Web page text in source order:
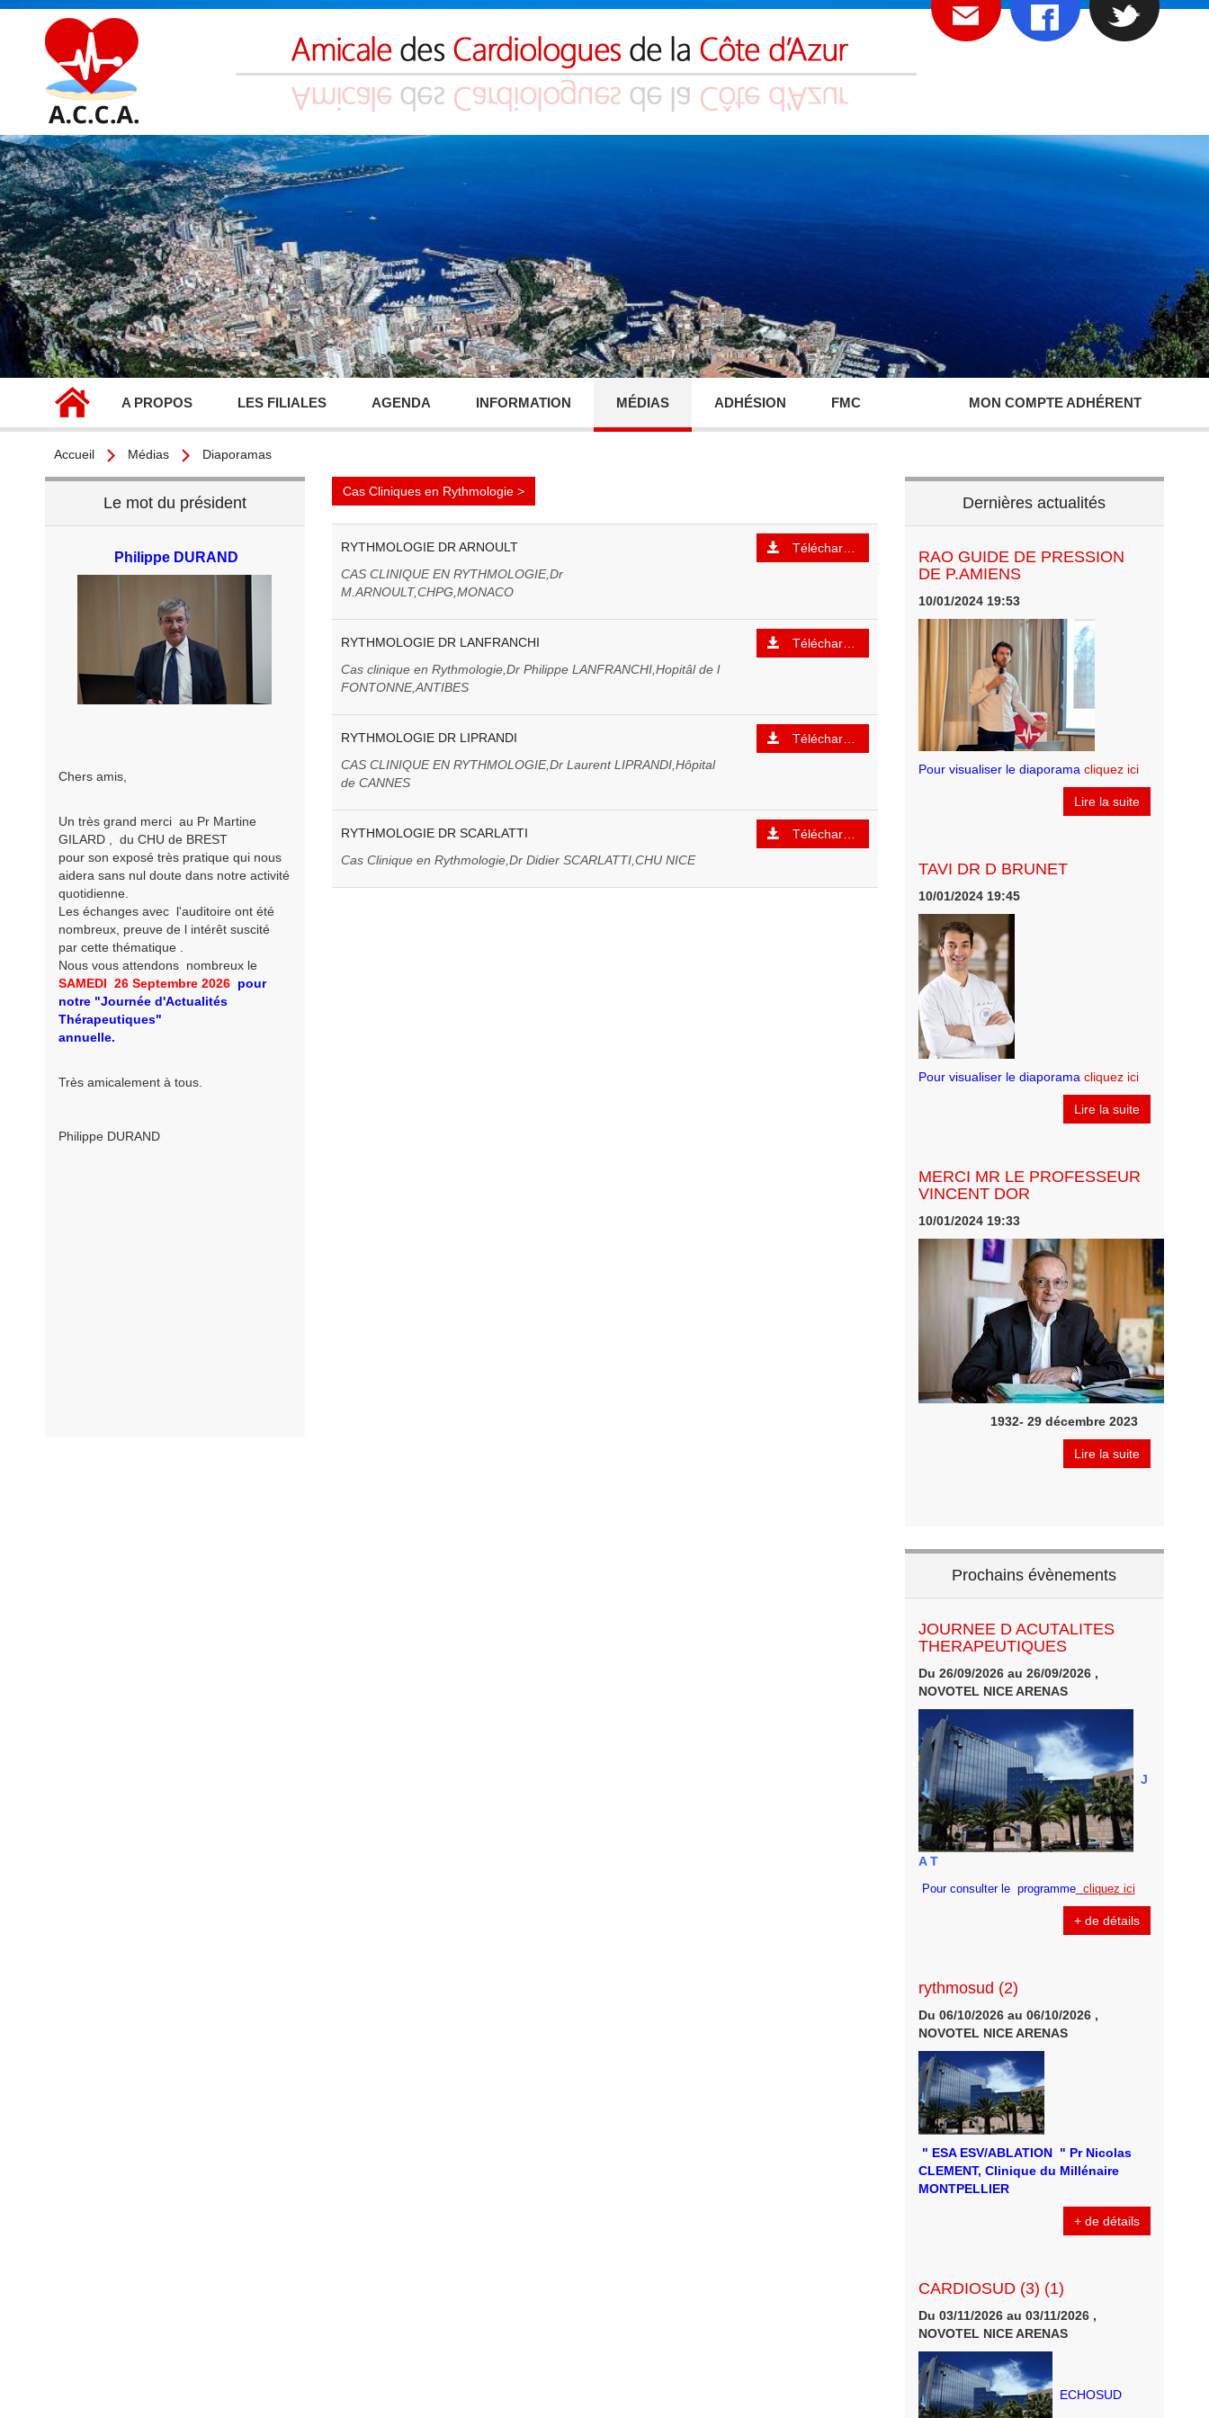
MON COMPTE ADHÉRENT
A PROPOS LES FILIALES AGENDA INFORMATION MÉDIAS ADHÉSION FMC
Accueil Médias Diaporamas
Cas Cliniques en Rythmologie >
RYTHMOLOGIE DR ARNOULT
CAS CLINIQUE EN RYTHMOLOGIE,Dr
M.ARNOULT,CHPG,MONACO
Télécharger
RYTHMOLOGIE DR LANFRANCHI
Cas clinique en Rythmologie,Dr Philippe LANFRANCHI,Hopitâl de l
FONTONNE,ANTIBES
Télécharger
RYTHMOLOGIE DR LIPRANDI
CAS CLINIQUE EN RYTHMOLOGIE,Dr Laurent LIPRANDI,Hôpital
de CANNES
Télécharger
RYTHMOLOGIE DR SCARLATTI
Cas Clinique en Rythmologie,Dr Didier SCARLATTI,CHU NICE
Télécharger
Dernières actualités
RAO GUIDE DE PRESSION
DE P.AMIENS
10/01/2024 19:53
Pour visualiser le diaporama cliquez ici
Lire la suite
TAVI DR D BRUNET
10/01/2024 19:45
Pour visualiser le diaporama cliquez ici
Lire la suite
MERCI MR LE PROFESSEUR
VINCENT DOR
10/01/2024 19:33
1932- 29 décembre 2023
Lire la suite
Prochains évènements
JOURNEE D ACUTALITES
THERAPEUTIQUES
Du 26/09/2026 au 26/09/2026 ,
NOVOTEL NICE ARENAS
J
A T
Pour consulter le programme cliquez ici
+ de détails
rythmosud (2)
Du 06/10/2026 au 06/10/2026 ,
NOVOTEL NICE ARENAS
" ESA ESV/ABLATION " Pr Nicolas
CLEMENT, Clinique du Millénaire
MONTPELLIER
+ de détails
CARDIOSUD (3) (1)
Du 03/11/2026 au 03/11/2026 ,
NOVOTEL NICE ARENAS
ECHOSUD
Le mot du président
Philippe DURAND
Chers amis,
Un très grand merci au Pr Martine
GILARD , du CHU de BREST
pour son exposé très pratique qui nous
aidera sans nul doute dans notre activité
quotidienne.
Les échanges avec l'auditoire ont été
nombreux, preuve de l intérêt suscité
par cette thématique .
Nous vous attendons nombreux le
SAMEDI 26 Septembre 2026 pour
notre "Journée d'Actualités
Thérapeutiques"
annuelle.
Très amicalement à tous.
Philippe DURAND